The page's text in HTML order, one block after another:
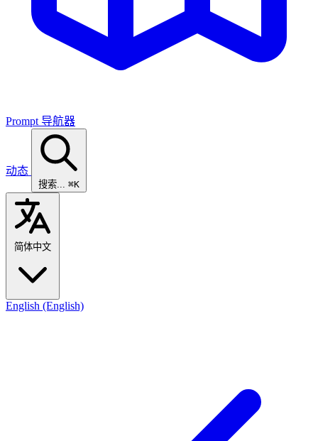
Prompt 导航器
动态
搜索... ⌘K
简体中文
English (English)